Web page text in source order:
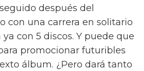
después del
con una carrera en solitario
con 5 discos. Y puede que
promocionar futuribles
álbum. ¿Pero dará tanto